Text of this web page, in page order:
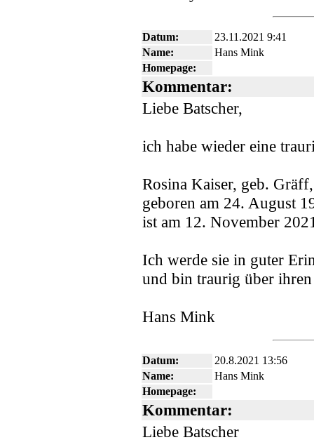
Datum:
23.11.2021 9:41
Name:
Hans Mink
Homepage:
Kommentar:
Liebe Batscher,
ich habe wieder eine
Rosina Kaiser, geb. Gräff,
geboren am 24. August
ist am 12. November
Ich werde sie in guter
und bin traurig über
Hans Mink
Datum:
20.8.2021 13:56
Name:
Hans Mink
Homepage:
Kommentar:
Liebe Batscher